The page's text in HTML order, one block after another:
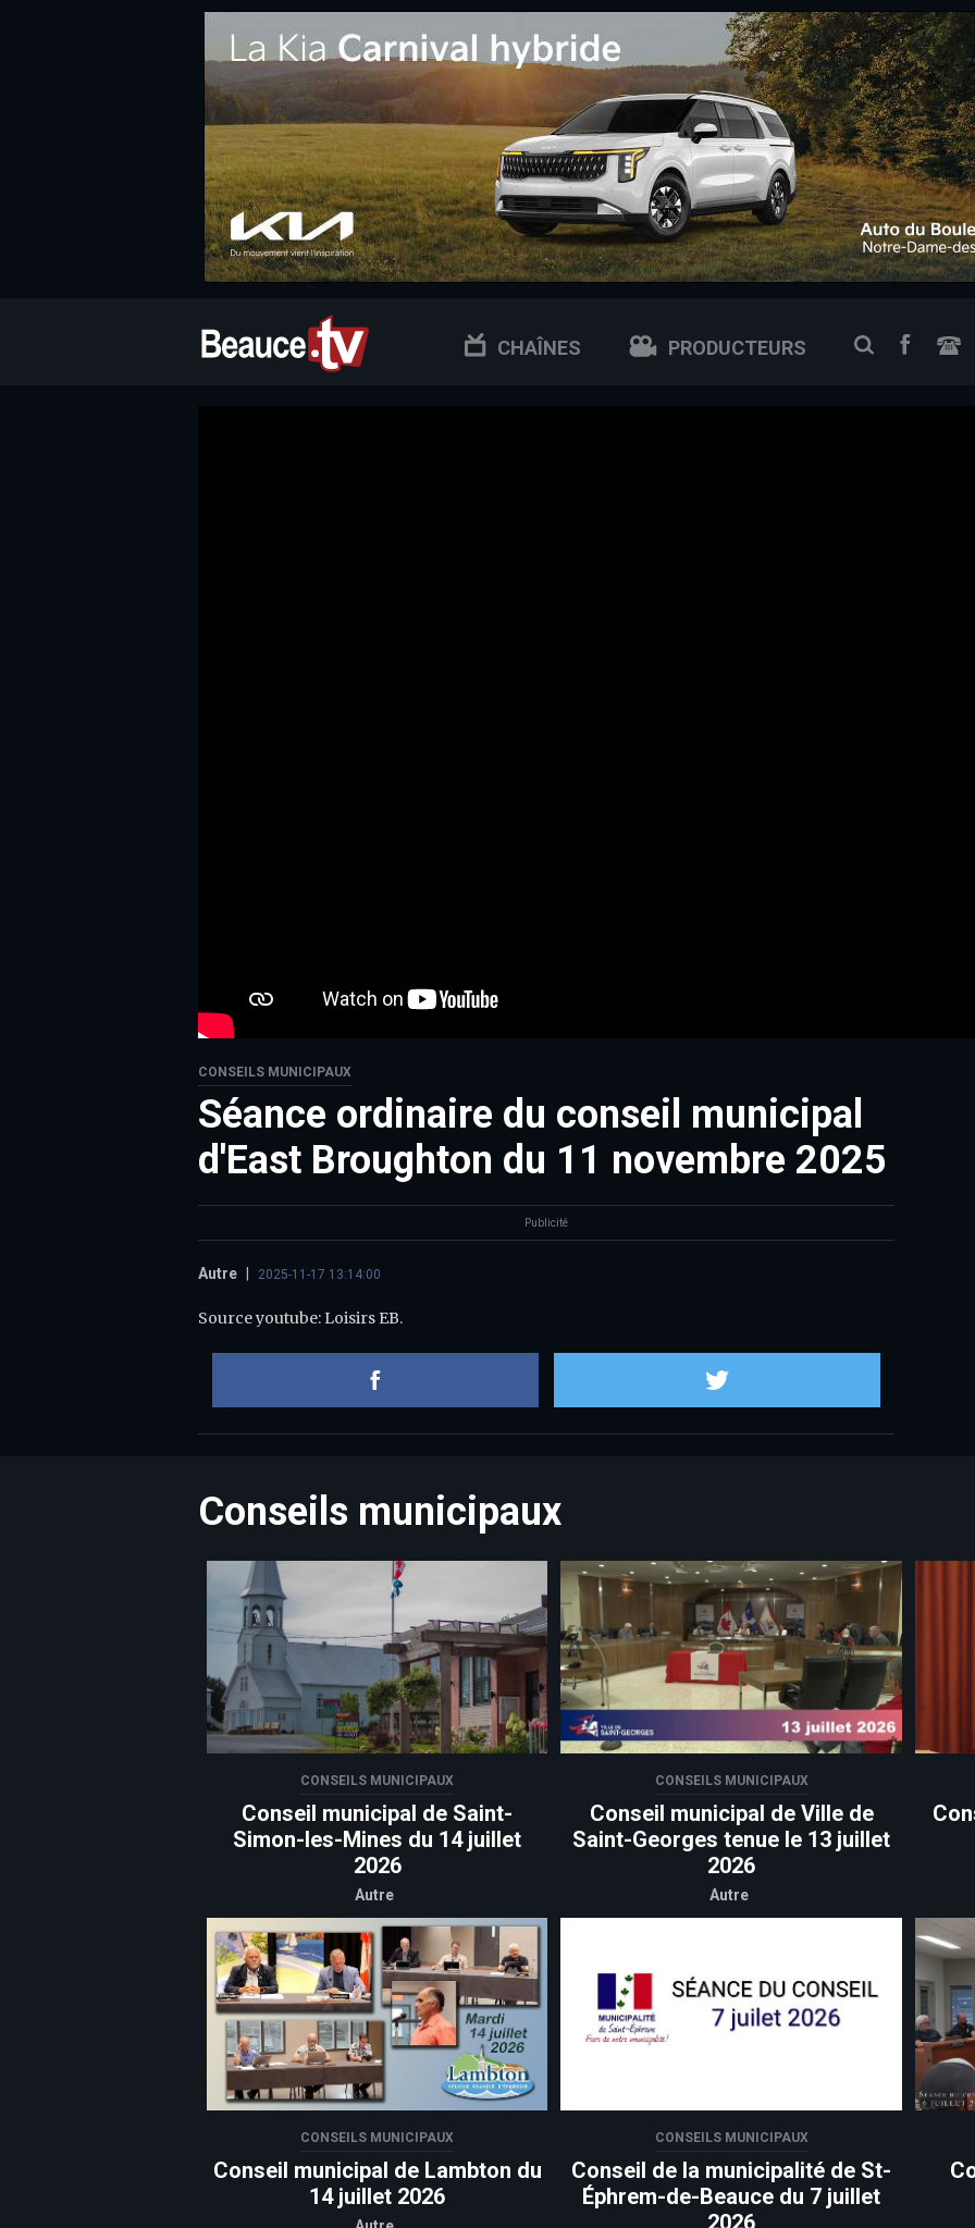
CHAÎNES PRODUCTEURS RECHERCHE
CONSEILS MUNICIPAUX
Séance ordinaire du conseil municipal
d'East Broughton du 11 novembre 2025
Publicité
Autre 2025-11-17 13:14:00
Source youtube: Loisirs EB.
Conseils municipaux
CONSEILS MUNICIPAUX
Conseil municipal de Saint-
Simon-les-Mines du 14 juillet
2026
Autre
CONSEILS MUNICIPAUX
Conseil municipal de Ville de
Saint-Georges tenue le 13 juillet
2026
Autre
CONSEILS MUNICIPAUX
Conseil municipal de Lambton du
14 juillet 2026
CONSEILS MUNICIPAUX
Conseil de la municipalité de St-
Éphrem-de-Beauce du 7 juillet
2026